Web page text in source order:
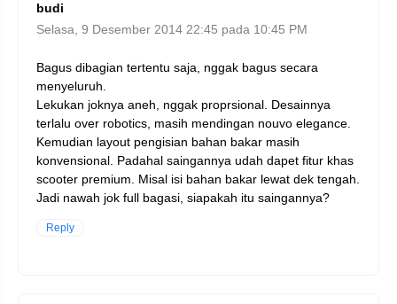
budi
Selasa, 9 Desember 2014 22:45 pada 10:45 PM
Bagus dibagian tertentu saja, nggak bagus secara
menyeluruh.
Lekukan joknya aneh, nggak proprsional. Desainnya
terlalu over robotics, masih mendingan nouvo elegance.
Kemudian layout pengisian bahan bakar masih
konvensional. Padahal saingannya udah dapet fitur khas
scooter premium. Misal isi bahan bakar lewat dek tengah.
Jadi nawah jok full bagasi, siapakah itu saingannya?
Reply